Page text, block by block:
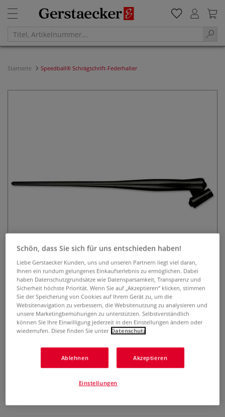
Startseite Speedball® Schrägschrift-Federhalter
Speedball® Schrägschrift-
Federhalter
0 Bewertungen
Der Speedball® Schrägschrift-Federhalter ist perfekt
Spencerian. Kompatibel mit zahlreichen Zeichenfedern.
Schön, dass Sie sich für uns entschieden haben!
Liebe Gerstaecker Kunden, uns und unseren Partnern liegt viel daran,
Ihnen ein rundum gelungenes Einkaufserlebnis zu ermöglichen. Dabei
haben Datenschutzgrundsätze wie Datensparsamkeit, Transparenz und
Sicherheit höchste Priorität. Wenn Sie auf „Akzeptieren“ klicken, stimmen
Sie der Speicherung von Cookies auf Ihrem Gerät zu, um die
Websitenavigation zu verbessern, die Websitenutzung zu analysieren und
unsere Marketingbemühungen zu unterstützen. Selbstverständlich
können Sie Ihre Einwilligung jederzeit in den Einstellungen ändern oder
wiederrufen. Diese finden Sie unter Datenschutz
Ablehnen Akzeptieren
Einstellungen